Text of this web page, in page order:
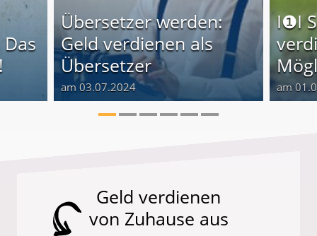
Übersetzer werden:
Geld verdienen als
Übersetzer
am 03.07.2024
I❶I
am
Geld verdienen
von Zuhause aus